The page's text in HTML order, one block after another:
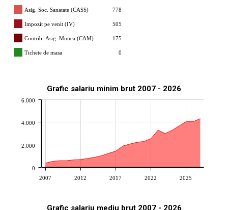
Asig. Soc. Sanatate (CASS) 778
Impozit pe venit (IV) 505
Contrib. Asig. Munca (CAM) 175
Tichete de masa 0
Grafic salariu minim brut 2007 - 2026
2007 2012 2017 2022 2025
0
2.000
4.000
6.000
Grafic salariu mediu brut 2007 - 2026